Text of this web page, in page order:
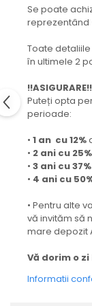
Se poate
reprezentând
Toate
în ultimele 2
!!ASIGURARE!!
Puteți opta
perioade:
• 1 an cu 12%
• 2 ani cu 25%
• 3 ani cu 37%
• 4 ani cu
• Pentru alte
vă invităm să
mare depozit
Vă dorim o
Informatii